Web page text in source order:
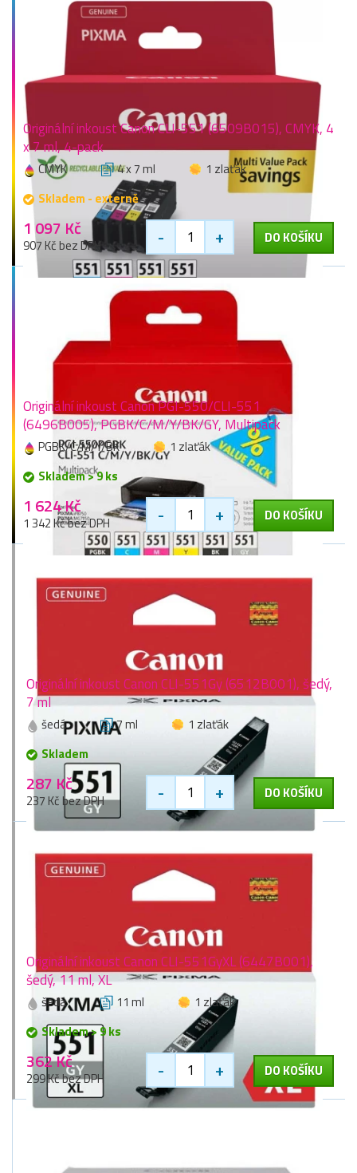
Originální inkoust Canon CLI-551 (6509B015), CMYK, 4
x 7 ml, 4-pack
CMYK 4 x 7 ml
1 zlaťák
Skladem - externě
1 097 Kč
907 Kč bez DPH - + DO KOŠÍKU
Originální inkoust Canon PGI-550/CLI-551
(6496B005), PGBK/C/M/Y/BK/GY, Multipack
PGBK/C/M/Y/BK
1 zlaťák
Skladem > 9 ks
1 624 Kč
1 342 Kč bez DPH - + DO KOŠÍKU
Originální inkoust Canon CLI-551Gy (6512B001), šedý,
7 ml
šedá 7 ml
1 zlaťák
Skladem
287 Kč
237 Kč bez DPH - + DO KOŠÍKU
Originální inkoust Canon CLI-551GyXL (6447B001),
šedý, 11 ml, XL
šedá 11 ml
1 zlaťák
Skladem > 9 ks
362 Kč
299 Kč bez DPH - + DO KOŠÍKU